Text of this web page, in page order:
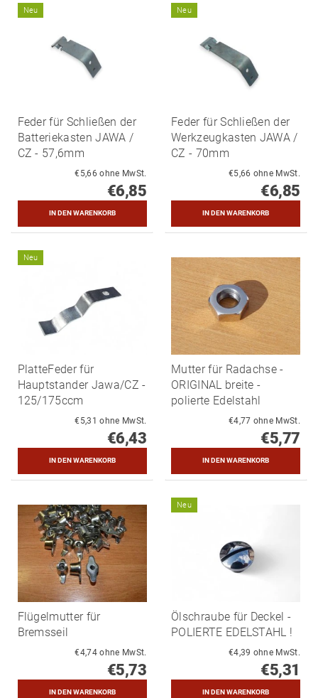
Neu
Feder für Schließen der
Batteriekasten JAWA /
CZ - 57,6mm
€5,66 ohne MwSt.
€6,85
Neu
Feder für Schließen der
Werkzeugkasten JAWA /
CZ - 70mm
€5,66 ohne MwSt.
€6,85
Neu
PlatteFeder für
Hauptstander Jawa/CZ -
125/175ccm
€5,31 ohne MwSt.
€6,43
Mutter für Radachse -
ORIGINAL breite -
polierte Edelstahl
€4,77 ohne MwSt.
€5,77
Flügelmutter für
Bremsseil
€4,74 ohne MwSt.
€5,73
Neu
Ölschraube für Deckel -
POLIERTE EDELSTAHL !
€4,39 ohne MwSt.
€5,31